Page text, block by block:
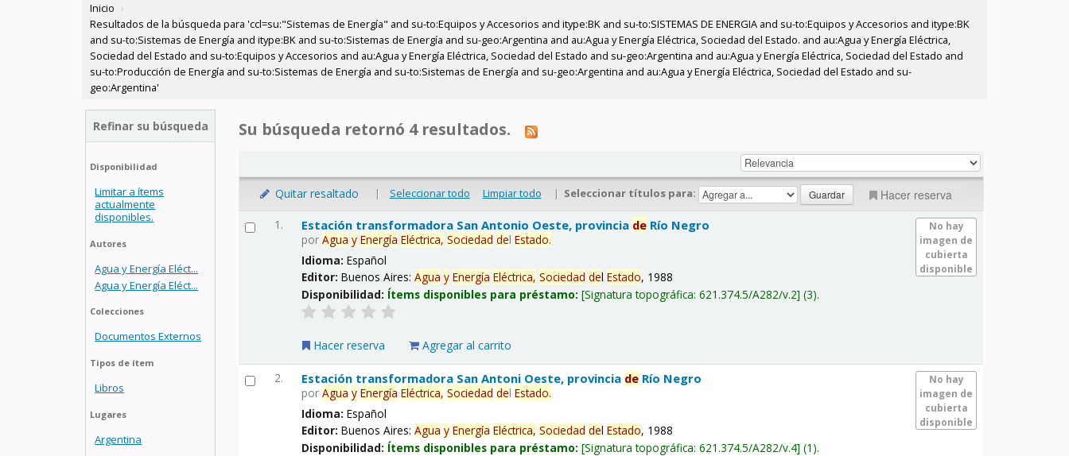
Inicio ›
Resultados de la búsqueda para 'ccl=su:"Sistemas de Energía" and su-to:Equipos y Accesorios and itype:BK and su-to:SISTEMAS DE ENERGIA and su-to:Equipos y Accesorios and itype:BK
and su-to:Sistemas de Energía and itype:BK and su-to:Sistemas de Energía and su-geo:Argentina and au:Agua y Energía Eléctrica, Sociedad del Estado. and au:Agua y Energía Eléctrica,
Sociedad del Estado and su-to:Equipos y Accesorios and au:Agua y Energía Eléctrica, Sociedad del Estado and su-geo:Argentina and au:Agua y Energía Eléctrica, Sociedad del Estado and
su-to:Producción de Energía and su-to:Sistemas de Energía and su-to:Sistemas de Energía and su-geo:Argentina and au:Agua y Energía Eléctrica, Sociedad del Estado and su-
geo:Argentina'
Refinar su búsqueda
Disponibilidad
Limitar a ítems
actualmente
disponibles.
Autores
Agua y Energía Eléct...
Agua y Energía Eléct...
Colecciones
Documentos Externos
Tipos de ítem
Libros
Lugares
Argentina
Su búsqueda retornó 4 resultados.
Quitar resaltado | Seleccionar todo Limpiar todo | Seleccionar títulos para: Hacer reserva
1.
No hay
imagen de
cubierta
disponible
Estación transformadora San Antonio Oeste, provincia de Río Negro
porAgua y Energía Eléctrica, Sociedad delEstado.
Idioma:Español
Editor:Buenos Aires:Agua y Energía Eléctrica, Sociedad delEstado, 1988
Disponibilidad: Ítems disponibles para préstamo: Signatura topográfica:621.374.5/A282/v.2 (3).
Hacer reserva Agregar al carrito
2.
No hay
imagen de
cubierta
disponible
Estación transformadora San Antoni Oeste, provincia de Río Negro
porAgua y Energía Eléctrica, Sociedad delEstado.
Idioma:Español
Editor:Buenos Aires:Agua y Energía Eléctrica, Sociedad delEstado, 1988
Disponibilidad: Ítems disponibles para préstamo: Signatura topográfica:621.374.5/A282/v.4 (1).